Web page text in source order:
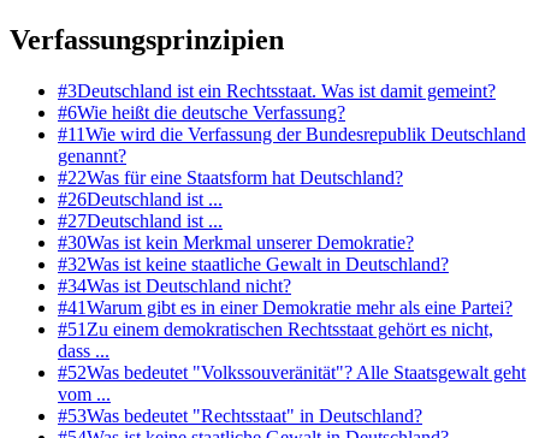
Verfassungsprinzipien
#3Deutschland ist ein Rechtsstaat. Was ist damit gemeint?
#6Wie heißt die deutsche Verfassung?
#11Wie wird die Verfassung der Bundesrepublik Deutschland
genannt?
#22Was für eine Staatsform hat Deutschland?
#26Deutschland ist ...
#27Deutschland ist ...
#30Was ist kein Merkmal unserer Demokratie?
#32Was ist keine staatliche Gewalt in Deutschland?
#34Was ist Deutschland nicht?
#41Warum gibt es in einer Demokratie mehr als eine Partei?
#51 Zu einem demokratischen Rechtsstaat gehört es nicht,
dass ...
#52Was bedeutet "Volkssouveränität"? Alle Staatsgewalt geht
vom ...
#53Was bedeutet "Rechtsstaat" in Deutschland?